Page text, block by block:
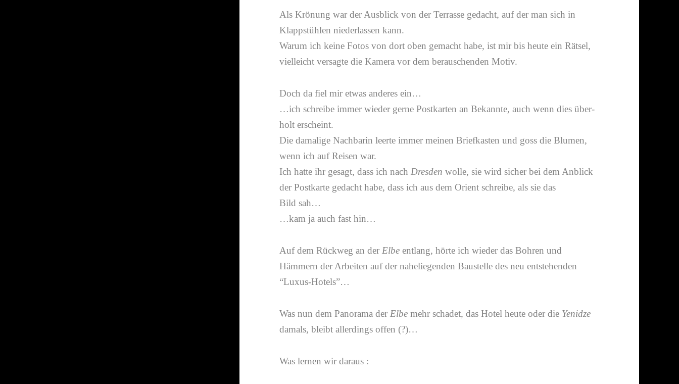
Als Krönung war der Ausblick von der Terrasse gedacht, auf der man sich in
Klappstühlen nieder­lassen kann.
Warum ich keine Fotos von dort oben gemacht habe, ist mir bis heute ein Rätsel,
viel­leicht versagte die Kamera vor dem berau­schenden Motiv.
Doch da fiel mir etwas anderes ein…
…ich schreibe immer wieder gerne Postkarten an Bekannte, auch wenn dies über­
holt erscheint.
Die dama­lige Nachbarin leerte immer meinen Briefkasten und goss die Blumen,
wenn ich auf Reisen war.
Ich hatte ihr gesagt, dass ich nach Dresden wolle, sie wird sicher bei dem Anblick
der Postkarte gedacht habe, dass ich aus dem Orient schreibe, als sie das
Bild sah…
…kam ja auch fast hin…
Auf dem Rückweg an der Elbe entlang, hörte ich wieder das Bohren und
Hämmern der Arbeiten auf der nahe­lie­genden Baustelle des neu entste­henden
“Luxus-​Hotels”…
Was nun dem Panorama der Elbe mehr schadet, das Hotel heute oder die Yenidze
damals, bleibt aller­dings offen (?)…
Was lernen wir daraus :